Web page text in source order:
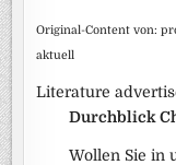
Original-Content von:
aktuell
Literature
Durchblick
Wollen Sie in